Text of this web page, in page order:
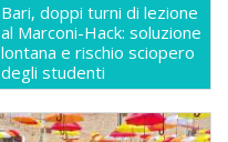
Bari, doppi turni di lezione
al Marconi-Hack: soluzione
lontana e rischio sciopero
degli studenti